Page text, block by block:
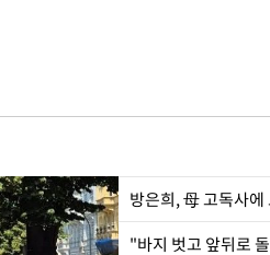
방은희, 母 고독사